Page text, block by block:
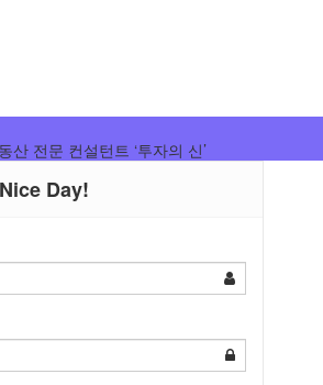
산 전문 컨설턴트 ‘투자의 신’
Day!